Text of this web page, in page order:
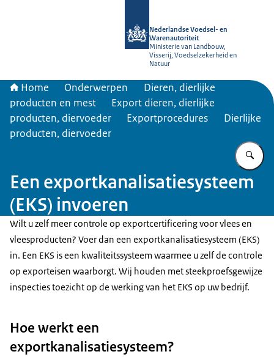
Nederlandse Voedsel- en
Warenautoriteit
Ministerie van Landbouw,
Visserij, Voedselzekerheid en
Natuur
Home Onderwerpen
Dieren, dierlijke
producten en mest
Export dieren, dierlijke
producten, diervoeder
Exportprocedures
Dierlijke
producten, diervoeder
Een exportkanalisatiesysteem
(EKS) invoeren
Wilt u zelf meer controle op exportcertificering voor vlees en
vleesproducten? Voer dan een exportkanalisatiesysteem (EKS)
in. Een EKS is een kwaliteitssysteem waarmee u zelf de controle
op exporteisen waarborgt. Wij houden met steekproefsgewijze
inspecties toezicht op de werking van het EKS op uw bedrijf.
Hoe werkt een
exportkanalisatiesysteem?